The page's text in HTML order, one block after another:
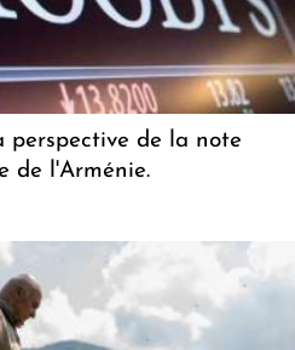
perspective de la note
de l'Arménie.